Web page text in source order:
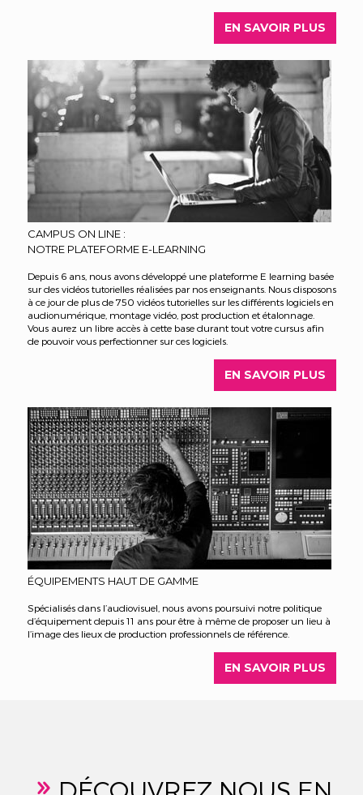
EN SAVOIR PLUS
CAMPUS ON LINE :
NOTRE PLATEFORME E-LEARNING
Depuis 6 ans, nous avons développé une plateforme E learning basée
sur des vidéos tutorielles réalisées par nos enseignants. Nous disposons
à ce jour de plus de 750 vidéos tutorielles sur les différents logiciels en
audionumérique, montage vidéo, post production et étalonnage.
Vous aurez un libre accès à cette base durant tout votre cursus afin
de pouvoir vous perfectionner sur ces logiciels.
EN SAVOIR PLUS
ÉQUIPEMENTS HAUT DE GAMME
Spécialisés dans l’audiovisuel, nous avons poursuivi notre politique
d’équipement depuis 11 ans pour être à même de proposer un lieu à
l’image des lieux de production professionnels de référence.
EN SAVOIR PLUS
9